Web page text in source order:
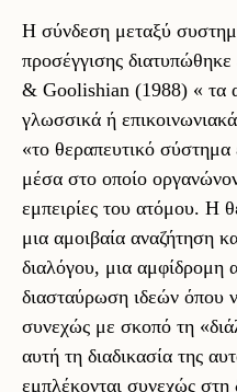
Η σύνδεση μεταξύ
προσέγγισης
& Goolishian (1988) « τα
γλωσσικά ή
«το θεραπευτικό
μέσα στο οποίο
εμπειρίες του ατόμου. Η
μια αμοιβαία αναζήτηση
διαλόγου, μια αμφίδρομη
διασταύρωση ιδεών όπου
συνεχώς με σκοπό τη
αυτή τη διαδικασία της
εμπλέκονται συνεχώς στη